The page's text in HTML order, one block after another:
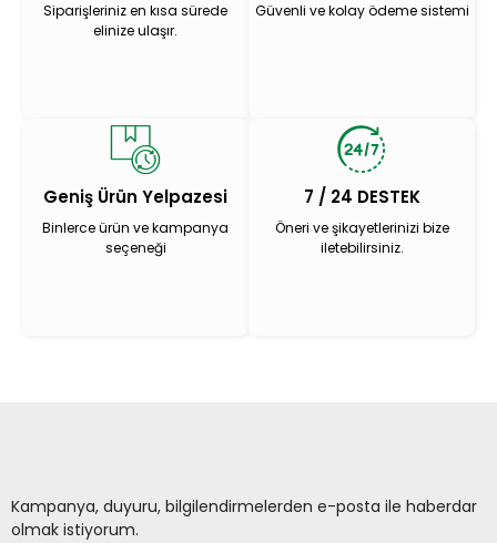
Siparişleriniz en kısa sürede
elinize ulaşır.
Güvenli ve kolay ödeme sistemi
Geniş Ürün Yelpazesi
Binlerce ürün ve kampanya
seçeneği
7 / 24 DESTEK
Öneri ve şikayetlerinizi bize
iletebilirsiniz.
Kampanya, duyuru, bilgilendirmelerden e-posta ile haberdar
olmak istiyorum.